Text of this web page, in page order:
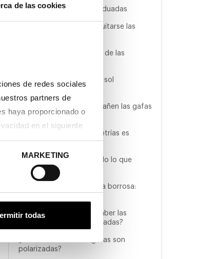
de las cookies
de redes sociales
partners de
haya proporcionado o
MARKETING
todas
Tendencias en gafas graduadas
Trucos para ponerse y quitarse las
¿Cómo proteger tu vista de las
Ventajas de las gafas de sol
Cómo evitar que se empañen las gafas
de ver
¿A partir de cuántas dioptrías es
necesario llevar gafas?
Gafas de sol UV400: todo lo que
debes saber
Dolor de cabeza y la vista borrosa:
Talla de gafas: ¿Cómo saber las
medidas de gafas adecuadas?
¿Cómo saber si unas gafas son
polarizadas?